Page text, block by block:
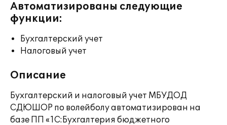
Автоматизированы следующие
функции:
Бухгалтерский учет
Налоговый учет
Описание
Бухгалтерский и налоговый учет МБУДОД
СДЮШОР по волейболу автоматизирован на
базе ПП «1С:Бухгалтерия бюджетного